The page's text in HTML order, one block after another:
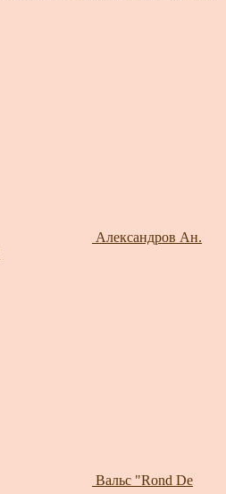
Александров Ан.
Вальс "Rond De